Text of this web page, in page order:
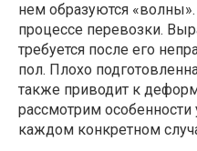
нем образуются
процессе перевозки.
требуется после его
пол. Плохо
также приводит к
рассмотрим особенности
каждом конкретном